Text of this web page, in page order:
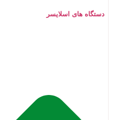
دستگاه های اسلایسر